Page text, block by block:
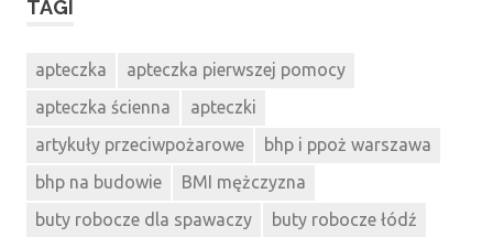
TAGI
apteczka
apteczka pierwszej pomocy
apteczka ścienna
apteczki
artykuły przeciwpożarowe
bhp i ppoż warszawa
bhp na budowie
BMI mężczyzna
buty robocze dla spawaczy
buty robocze łódź